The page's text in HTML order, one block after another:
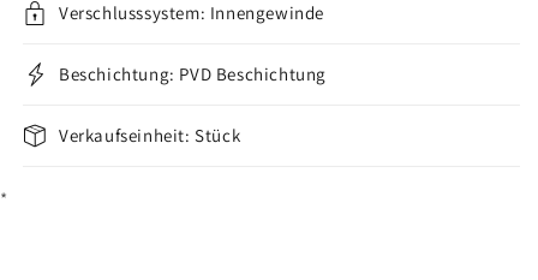
Verschlusssystem: Innengewinde
Beschichtung: PVD Beschichtung
Verkaufseinheit: Stück
*